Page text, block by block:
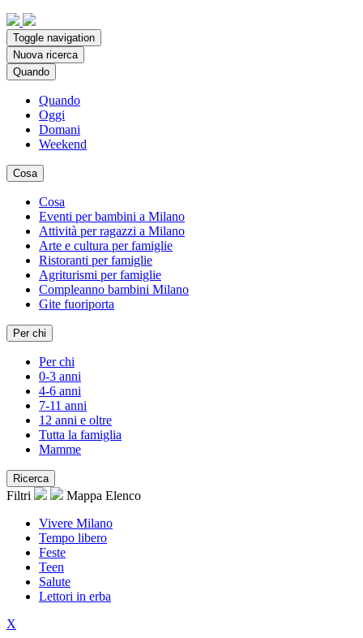
Toggle navigation
Nuova ricerca
Quando
Quando
Oggi
Domani
Weekend
Cosa
Cosa
Eventi per bambini a Milano
Attività per ragazzi a Milano
Arte e cultura per famiglie
Ristoranti per famiglie
Agriturismi per famiglie
Compleanno bambini Milano
Gite fuoriporta
Per chi
Per chi
0-3 anni
4-6 anni
7-11 anni
12 anni e oltre
Tutta la famiglia
Mamme
Ricerca
Filtri Mappa Elenco
Vivere Milano
Tempo libero
Feste
Teen
Salute
Lettori in erba
X